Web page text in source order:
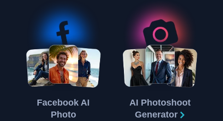
Facebook AI
Photo
AI Photoshoot
Generator